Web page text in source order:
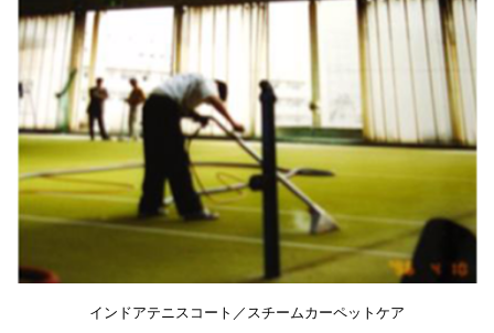
インドアテニスコート／スチームカーペットケア